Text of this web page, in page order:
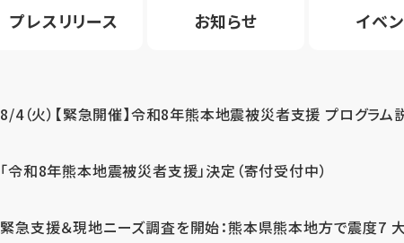
プレスリリース お知らせ イベ
8/4（火）【緊急開催】令和8年熊本地震被災者支援 プログラム
「令和8年熊本地震被災者支援」決定（寄付受付中）
緊急支援＆現地ニーズ調査を開始：熊本県熊本地方で震度7